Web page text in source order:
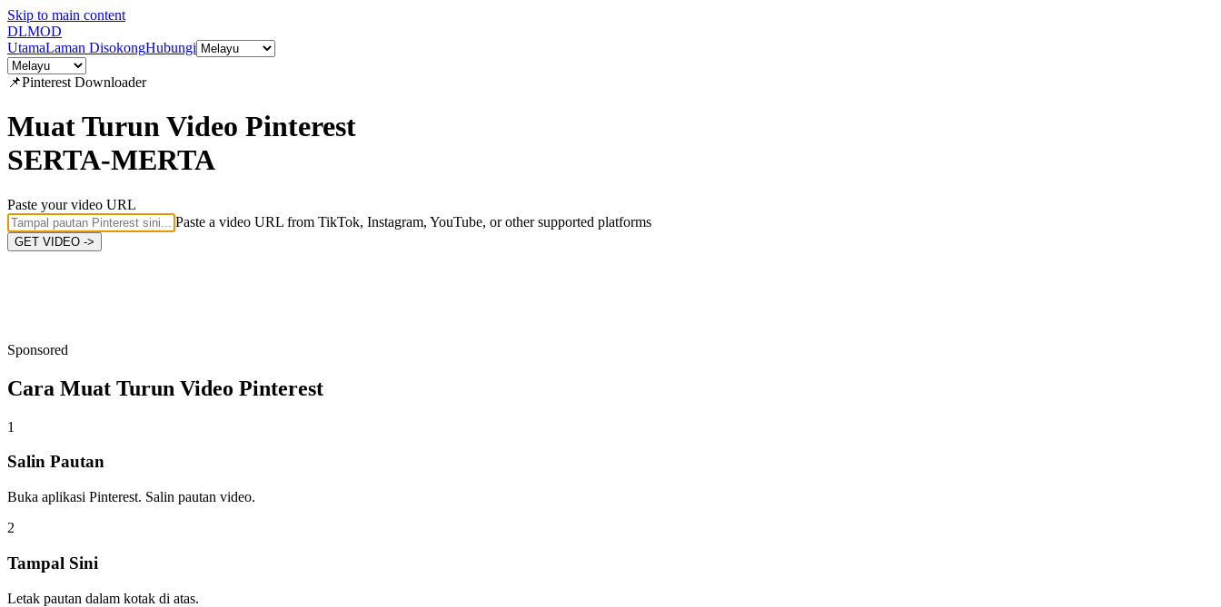
Skip to main content
DLMOD
UtamaLaman DisokongHubungi
📌Pinterest Downloader
Muat Turun Video Pinterest
SERTA-MERTA
Paste your video URL
Paste a video URL from TikTok, Instagram, YouTube, or other supported platforms
GET VIDEO ->
Sponsored
Cara Muat Turun Video Pinterest
1
Salin Pautan
Buka aplikasi Pinterest. Salin pautan video.
2
Tampal Sini
Letak pautan dalam kotak di atas.